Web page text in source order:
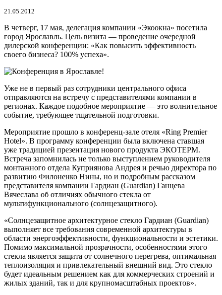
21.05.2012
В четверг, 17 мая, делегация компании «Экоокна» посетила
город Ярославль. Цель визита — проведение очередной
дилерской конференции: «Как повысить эффективность
своего бизнеса? 100% успеха».
Уже не в первый раз сотрудники центрального офиса
отправляются на встречу с представителями компании в
регионах. Каждое подобное мероприятие — это волнительное
событие, требующее тщательной подготовки.
Мероприятие прошло в конференц-зале отеля «Ring Premier
Hotel». В программу конференции была включена ставшая
уже традицией презентация нового продукта ЭКОТЕРМ.
Встреча запомнилась не только выступлением руководителя
монтажного отдела Куприянова Андрея и речью директора по
развитию Филоненко Нины, но и подробным рассказом
представителя компании Гардиан (Guardian) Ганцева
Вячеслава об отличиях обычного стекла от
мультифункционального (солнцезащитного).
«Солнцезащитное архитектурное стекло Гардиан (Guardian)
выполняет все требования современной архитектуры в
области энергоэффективности, функциональности и эстетики.
Помимо максимальной прозрачности, особенностями этого
стекла является защита от солнечного перегрева, оптимальная
теплоизоляция и привлекательный внешний вид. Это стекло
будет идеальным решением как для коммерческих строений и
жилых зданий, так и для крупномасштабных проектов».